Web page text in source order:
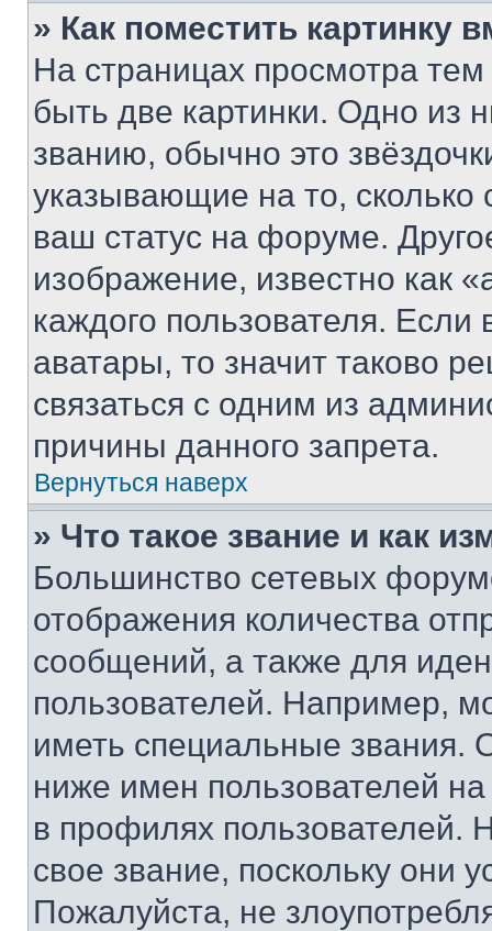
» Как поместить картинку
На страницах просмотра
быть две картинки. Одно из
званию, обычно это
указывающие на то,
ваш статус на форуме.
изображение, известно как
каждого пользователя.
аватары, то значит таково
связаться с одним из
причины данного запрета.
Вернуться наверх
» Что такое звание и как
Большинство сетевых
отображения количества
сообщений, а также для
пользователей. Например,
иметь специальные звания.
ниже имен пользователей
в профилях
свое звание, поскольку они
Пожалуйста, не